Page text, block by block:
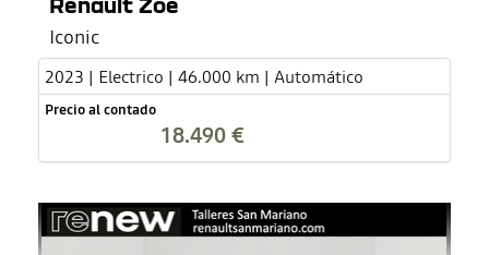
Iconic
2023 | Electrico | 46.000 km | Automático
Precio al contado
18.490 €